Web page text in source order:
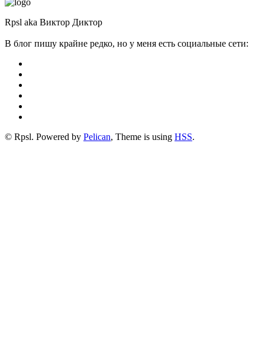
Rpsl aka Виктор Диктор
В блог пишу крайне редко, но у меня есть социальные сети:
© Rpsl. Powered by Pelican, Theme is using HSS.